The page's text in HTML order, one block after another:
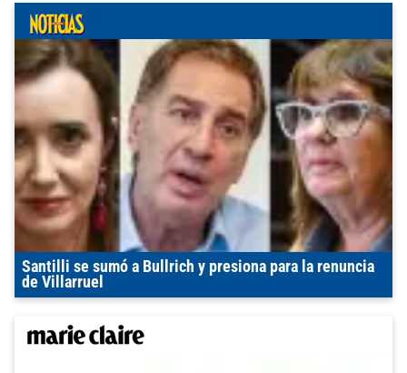
Santilli se sumó a Bullrich y presiona para la renuncia
de Villarruel